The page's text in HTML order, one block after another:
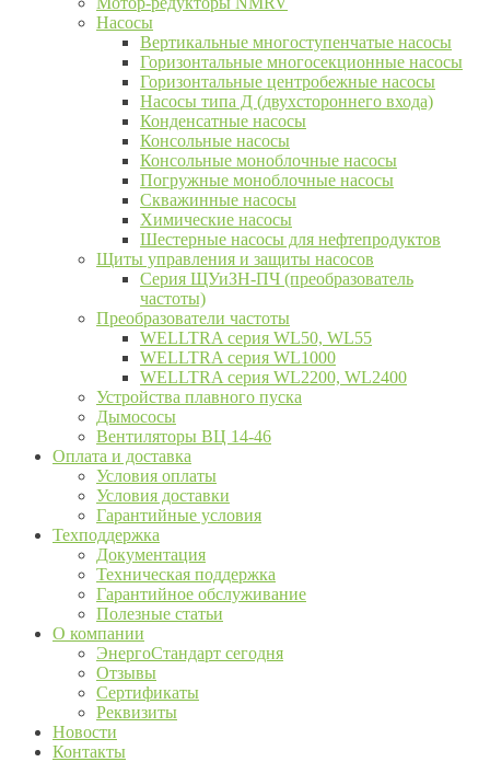
Насосы
Вертикальные многоступенчатые насосы
Горизонтальные многосекционные насосы
Горизонтальные центробежные насосы
Насосы типа Д (двухстороннего входа)
Конденсатные насосы
Консольные насосы
Консольные моноблочные насосы
Погружные моноблочные насосы
Скважинные насосы
Химические насосы
Шестерные насосы для нефтепродуктов
Щиты управления и защиты насосов
Серия ЩУиЗН-ПЧ (преобразователь
частоты)
Преобразователи частоты
WELLTRA cерия WL50, WL55
WELLTRA cерия WL1000
WELLTRA серия WL2200, WL2400
Устройства плавного пуска
Дымососы
Вентиляторы ВЦ 14-46
Оплата и доставка
Условия оплаты
Условия доставки
Гарантийные условия
Техподдержка
Документация
Техническая поддержка
Гарантийное обслуживание
Полезные статьи
О компании
ЭнергоСтандарт сегодня
Отзывы
Сертификаты
Реквизиты
Новости
Контакты